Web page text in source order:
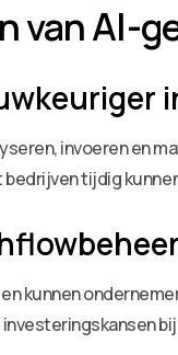
van AI-
invoeren en
tijdig
kunnen